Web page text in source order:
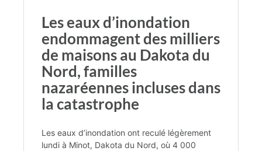
Les eaux d’inondation
endommagent des milliers
de maisons au Dakota du
Nord, familles
nazaréennes incluses dans
la catastrophe
Les eaux d’inondation ont reculé légèrement
lundi à Minot, Dakota du Nord, où 4 000